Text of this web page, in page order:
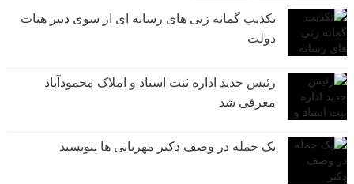
تکذیب گمانه زنی های رسانه ای از سوی دبیر هیات
دولت
رئیس جدید اداره ثبت اسناد و املاک محمودآباد
معرفی شد
یک جمله در وصف دکتر مهربانی ها بنویسید